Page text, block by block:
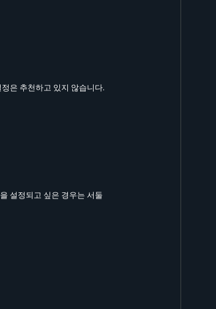
은 추천하고 있지 않습니다.
설정되고 싶은 경우는 서둘